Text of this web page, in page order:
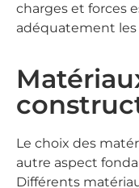
charges et forces
adéquatement
Le choix des
autre aspect
Différents